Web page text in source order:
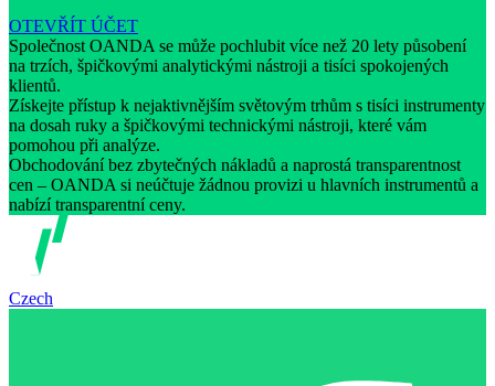
OTEVŘÍT ÚČET
Společnost OANDA se může pochlubit více než 20 lety působení
na trzích, špičkovými analytickými nástroji a tisíci spokojených
klientů.
Získejte přístup k nejaktivnějším světovým trhům s tisíci instrumenty
na dosah ruky a špičkovými technickými nástroji, které vám
pomohou při analýze.
Obchodování bez zbytečných nákladů a naprostá transparentnost
cen – OANDA si neúčtuje žádnou provizi u hlavních instrumentů a
nabízí transparentní ceny.
Czech